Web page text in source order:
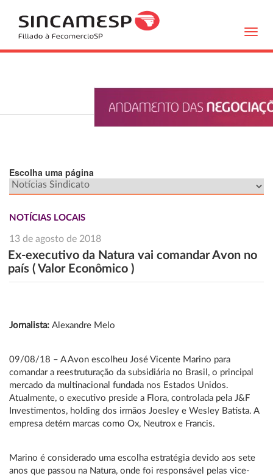
Escolha uma página
NOTÍCIAS LOCAIS
13 de agosto de 2018
Ex-executivo da Natura vai comandar Avon no
país ( Valor Econômico )
Jornalista: Alexandre Melo
09/08/18 – A Avon escolheu José Vicente Marino para
comandar a reestruturação da subsidiária no Brasil, o principal
mercado da multinacional fundada nos Estados Unidos.
Atualmente, o executivo preside a Flora, controlada pela J&F
Investimentos, holding dos irmãos Joesley e Wesley Batista. A
empresa detém marcas como Ox, Neutrox e Francis.
Marino é considerado uma escolha estratégia devido aos sete
anos que passou na Natura, onde foi responsável pelas vice-